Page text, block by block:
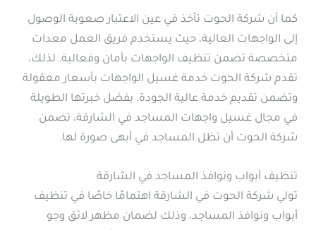
كما أن شركة الحوت تأخذ في عين الاعتبار صعوبة الوصول
إلى الواجهات العالية، حيث يستخدم فريق العمل معدات
متخصصة تضمن تنظيف الواجهات بأمان وفعالية. لذلك،
تقدم شركة الحوت خدمة غسيل الواجهات بأسعار معقولة
وتضمن تقديم خدمة عالية الجودة. بفضل خبرتها الطويلة
في مجال غسيل واجهات المساجد في الشارقة، تضمن
شركة الحوت أن تظل المساجد في أبهى صورة لها.
تنظيف أبواب ونوافذ المساجد في الشارقة
تولي شركة الحوت في الشارقة اهتمامًا خاصًا في تنظيف
أبواب ونوافذ المساجد، وذلك لضمان مظهر لائق وجو